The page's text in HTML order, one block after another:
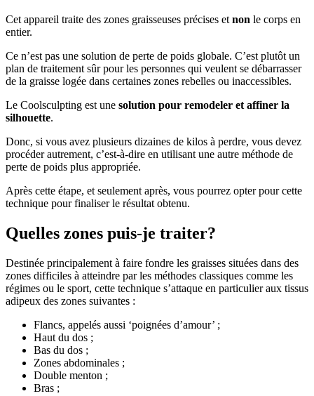
Cet appareil traite des zones graisseuses précises et non le corps en
entier.
Ce n’est pas une solution de perte de poids globale. C’est plutôt un
plan de traitement sûr pour les personnes qui veulent se débarrasser
de la graisse logée dans certaines zones rebelles ou inaccessibles.
Le Coolsculpting est une solution pour remodeler et affiner la
silhouette.
Donc, si vous avez plusieurs dizaines de kilos à perdre, vous devez
procéder autrement, c’est-à-dire en utilisant une autre méthode de
perte de poids plus appropriée.
Après cette étape, et seulement après, vous pourrez opter pour cette
technique pour finaliser le résultat obtenu.
Quelles zones puis-je traiter?
Destinée principalement à faire fondre les graisses situées dans des
zones difficiles à atteindre par les méthodes classiques comme les
régimes ou le sport, cette technique s’attaque en particulier aux tissus
adipeux des zones suivantes :
Flancs, appelés aussi ‘poignées d’amour’ ;
Haut du dos ;
Bas du dos ;
Zones abdominales ;
Double menton ;
Bras ;